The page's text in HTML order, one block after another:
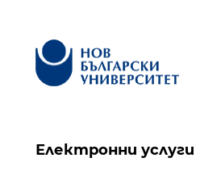
Електронни услуги